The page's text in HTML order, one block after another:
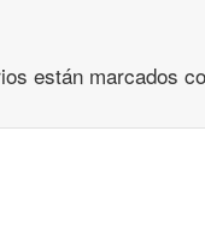
están marcados